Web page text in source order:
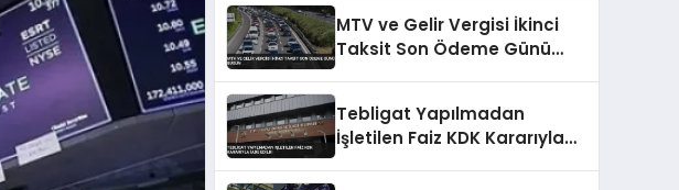
MTV ve Gelir Vergisi İkinci
Taksit Son Ödeme Günü
Tebligat Yapılmadan
İşletilen Faiz KDK Kararıyla